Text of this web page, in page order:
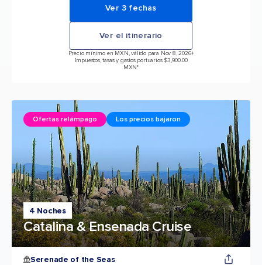
Ver 3 fechas
Ver el itinerario
Precio mínimo en MXN, válido para Nov 8, 2026+
Impuestos, tasas y gastos portuarios $3,900.00
MXN*
4 Noches
Catalina & Ensenada Cruise
Ofertas relámpago Los precios bajaron
Serenade of the Seas